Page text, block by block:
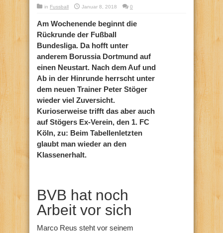
in Fussball Januar 8, 2018 0
Am Wochenende beginnt die
Rückrunde der Fußball
Bundesliga. Da hofft unter
anderem Borussia Dortmund auf
einen Neustart. Nach dem Auf und
Ab in der Hinrunde herrscht unter
dem neuen Trainer Peter Stöger
wieder viel Zuversicht.
Kurioserweise trifft das aber auch
auf Stögers Ex-Verein, den 1. FC
Köln, zu: Beim Tabellenletzten
glaubt man wieder an den
Klassenerhalt.
BVB hat noch
Arbeit vor sich
Marco Reus steht vor seinem